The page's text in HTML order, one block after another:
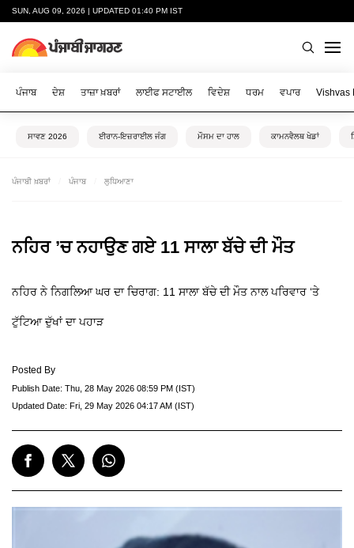
SUN, AUG 09, 2026 | UPDATED 01:40 PM IST
ਪੰਜਾਬ ਦੇਸ਼ ਤਾਜ਼ਾ ਖ਼ਬਰਾਂ ਲਾਈਫ ਸਟਾਈਲ ਵਿਦੇਸ਼ ਧਰਮ ਵਪਾਰ Vishvas
ਸਾਵਣ 2026 ਈਰਾਨ-ਇਜ਼ਰਾਈਲ ਜੰਗ ਮੌਸਮ ਦਾ ਹਾਲ ਕਾਮਨਵੈਲਥ ਖੇਡਾਂ
ਪੰਜਾਬੀ ਖ਼ਬਰਾਂ ਪੰਜਾਬ ਲੁਧਿਆਣਾ
ਨਹਿਰ ’ਚ ਨਹਾਉਣ ਗਏ 11 ਸਾਲਾ ਬੱਚੇ ਦੀ ਮੌਤ
ਨਹਿਰ ਨੇ ਨਿਗਲਿਆ ਘਰ ਦਾ ਚਿਰਾਗ: 11 ਸਾਲਾ ਬੱਚੇ ਦੀ ਮੌਤ ਨਾਲ ਪਰਿਵਾਰ ‘ਤੇ
ਟੁੱਟਿਆ ਦੁੱਖਾਂ ਦਾ ਪਹਾੜ
Posted By
Publish Date: Thu, 28 May 2026 08:59 PM (IST)
Updated Date: Fri, 29 May 2026 04:17 AM (IST)